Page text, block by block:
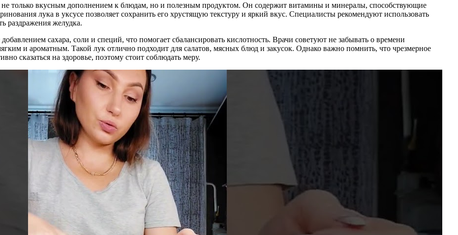
только вкусным дополнением к блюдам, но и полезным продуктом. Он содержит витамины и минералы, способствующие
лука в уксусе позволяет сохранить его хрустящую текстуру и яркий вкус. Специалисты рекомендуют использовать
раздражения желудка.
сахара, соли и специй, что помогает сбалансировать кислотность. Врачи советуют не забывать о времени
и ароматным. Такой лук отлично подходит для салатов, мясных блюд и закусок. Однако важно помнить, что чрезмерное
сказаться на здоровье, поэтому стоит соблюдать меру.